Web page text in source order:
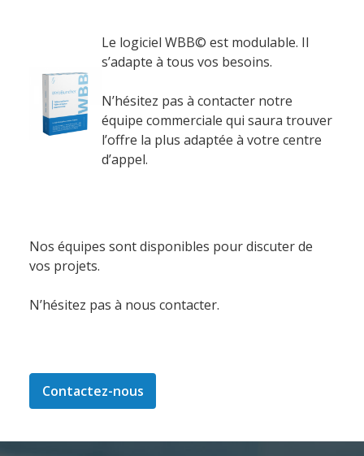
Le logiciel WBB© est modulable. Il
s’adapte à tous vos besoins.
N’hésitez pas à contacter notre
équipe commerciale qui saura trouver
l’offre la plus adaptée à votre centre
d’appel.
Nos équipes sont disponibles pour discuter de
vos projets.
N’hésitez pas à nous contacter.
Contactez-nous
Audit et conseil
Support Technique
Formation
Migration
Logiciel de supervision
Logiciel de téléassistance
Frontaux de réception
Téléphonie